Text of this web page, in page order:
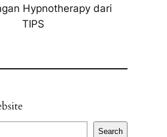
Hypnotherapy dari
TIPS
Search